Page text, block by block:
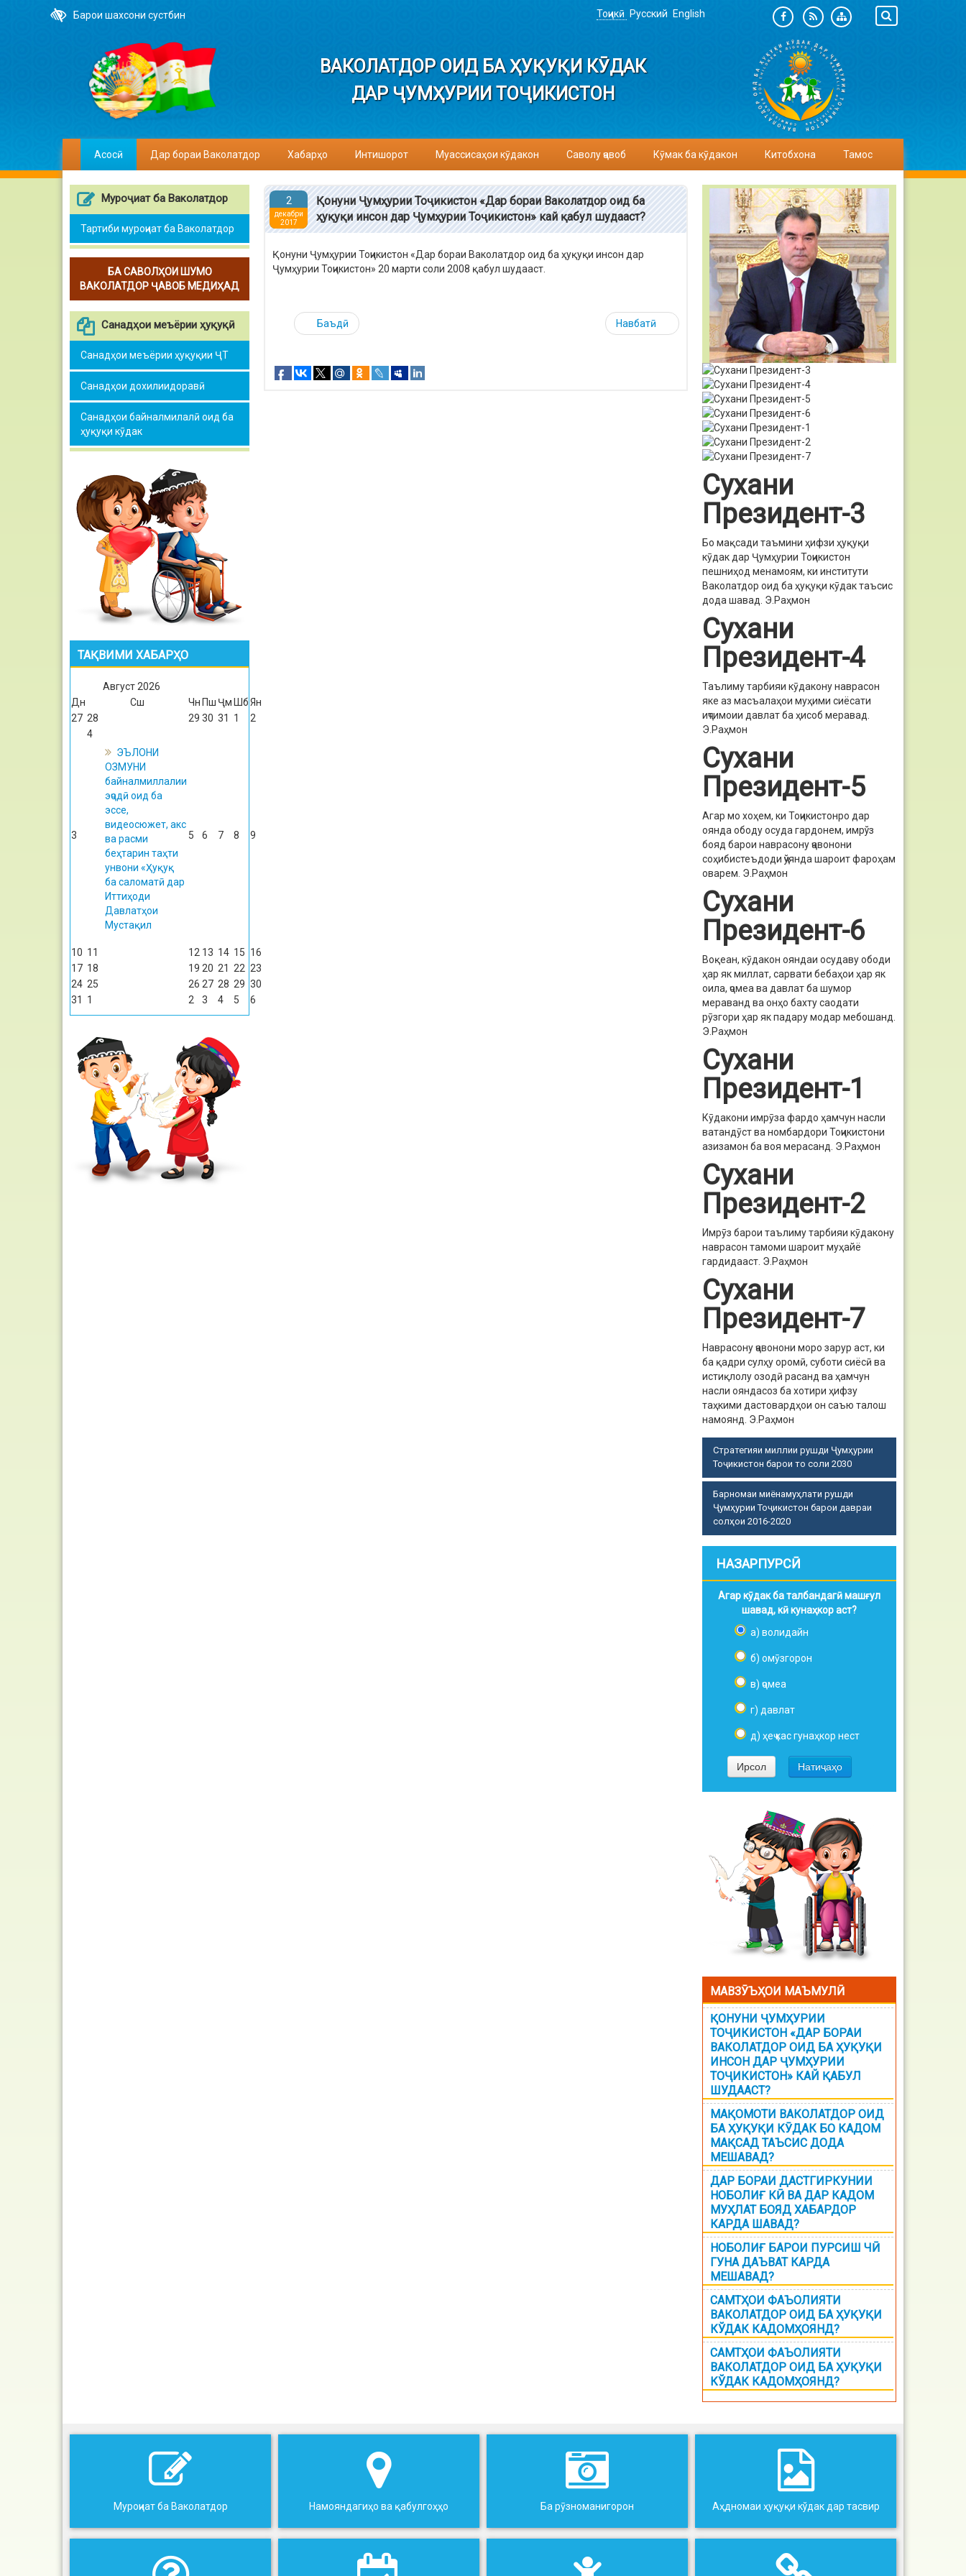
Барои шахсони сустбин Тоҷикӣ Русский English
ВАКОЛАТДОР ОИД БА ҲУҚУҚИ КӮДАК
ДАР ҶУМҲУРИИ ТОҶИКИСТОН
Асосӣ Дар бораи Ваколатдор Хабарҳо Интишорот Муассисаҳои кӯдакон Саволу ҷавоб Кӯмак ба кӯдакон Китобхона Тамос
Муроҷиат ба Ваколатдор
Тартиби муроҷиат ба Ваколатдор
БА САВОЛҲОИ ШУМО
ВАКОЛАТДОР ҶАВОБ МЕДИҲАД
Санадҳои меъёрии ҳуқуқӣ
Санадҳои меъёрии ҳуқуқии ҶТ
Санадҳои дохилиидоравӣ
Санадҳои байналмилалӣ оид ба
ҳуқуқи кӯдак
ТАҚВИМИ ХАБАРҲО
Август 2026
Дн
Сш Чн Пш Ҷм ШбЯн
27 28 29 30 31 1 2
3
4
ЭЪЛОНИ
ОЗМУНИ
байналмиллалии
эҷодӣ оид ба
эссе,
видеосюжет, акс
ва расми
беҳтарин таҳти
унвони «Ҳуқуқ
ба саломатӣ дар
Иттиҳоди
Давлатҳои
Мустақил
5 6 7 8 9
10 11 12 13 14 15 16
17 18 19 20 21 22 23
24 25 26 27 28 29 30
31
1 2 3 4 5 6
2
декабри
2017
Қонуни Ҷумҳурии Тоҷикистон «Дар бораи Ваколатдор оид ба
ҳуқуқи инсон дар Ҷумҳурии Тоҷикистон» кай қабул шудааст?
Қонуни Ҷумҳурии Тоҷикистон «Дар бораи Ваколатдор оид ба ҳуқуқи инсон дар
Ҷумҳурии Тоҷикистон» 20 марти соли 2008 қабул шудааст.
Баъдӣ Навбатӣ
Сухани
Президент-3
Бо мақсади таъмини ҳифзи ҳуқуқи
кӯдак дар Ҷумҳурии Тоҷикистон
пешниҳод менамоям, ки институти
Ваколатдор оид ба ҳуқуқи кӯдак таъсис
дода шавад. Э.Раҳмон
Сухани
Президент-4
Таълиму тарбияи кӯдакону наврасон
яке аз масъалаҳои муҳими сиёсати
иҷтимоии давлат ба ҳисоб меравад.
Э.Раҳмон
Сухани
Президент-5
Агар мо хоҳем, ки Тоҷикистонро дар
оянда ободу осуда гардонем, имрўз
бояд барои наврасону ҷавонони
соҳибистеъдоди ҷўянда шароит фароҳам
оварем. Э.Раҳмон
Сухани
Президент-6
Воқеан, кӯдакон ояндаи осудаву ободи
ҳар як миллат, сарвати бебаҳои ҳар як
оила, ҷомеа ва давлат ба шумор
мераванд ва онҳо бахту саодати
рӯзгори ҳар як падару модар мебошанд.
Э.Раҳмон
Сухани
Президент-1
Кӯдакони имрӯза фардо ҳамчун насли
ватандӯст ва номбардори Тоҷикистони
азизамон ба воя мерасанд. Э.Раҳмон
Сухани
Президент-2
Имрӯз барои таълиму тарбияи кӯдакону
наврасон тамоми шароит муҳайё
гардидааст. Э.Раҳмон
Сухани
Президент-7
Наврасону ҷавонони моро зарур аст, ки
ба қадри сулҳу оромӣ, суботи сиёсӣ ва
истиқлолу озодӣ расанд ва ҳамчун
насли ояндасоз ба хотири ҳифзу
таҳкими дастовардҳои он саъю талош
намоянд. Э.Раҳмон
Стратегияи миллии рушди Ҷумҳурии
Тоҷикистон барои то соли 2030
Барномаи миёнамуҳлати рушди
Ҷумҳурии Тоҷикистон барои давраи
солҳои 2016-2020
НАЗАРПУРСӢ
Агар кӯдак ба талбандагӣ машғул
шавад, кӣ кунаҳкор аст?
а) волидайн
б) омӯзгорон
в) ҷомеа
г) давлат
д) ҳеҷ кас гунаҳкор нест
МАВЗӮЪҲОИ МАЪМУЛӢ
ҚОНУНИ ҶУМҲУРИИ
ТОҶИКИСТОН «ДАР БОРАИ
ВАКОЛАТДОР ОИД БА ҲУҚУҚИ
ИНСОН ДАР ҶУМҲУРИИ
ТОҶИКИСТОН» КАЙ ҚАБУЛ
ШУДААСТ?
МАҚОМОТИ ВАКОЛАТДОР ОИД
БА ҲУҚУҚИ КӮДАК БО КАДОМ
МАҚСАД ТАЪСИС ДОДА
МЕШАВАД?
ДАР БОРАИ ДАСТГИРКУНИИ
НОБОЛИҒ КӢ ВА ДАР КАДОМ
МУҲЛАТ БОЯД ХАБАРДОР
КАРДА ШАВАД?
НОБОЛИҒ БАРОИ ПУРСИШ ЧӢ
ГУНА ДАЪВАТ КАРДА
МЕШАВАД?
САМТҲОИ ФАЪОЛИЯТИ
ВАКОЛАТДОР ОИД БА ҲУҚУҚИ
КЎДАК КАДОМҲОЯНД?
САМТҲОИ ФАЪОЛИЯТИ
ВАКОЛАТДОР ОИД БА ҲУҚУҚИ
КЎДАК КАДОМҲОЯНД?
Муроҷиат ба Ваколатдор Намояндагиҳо ва қабулгоҳҳо Ба рӯзноманигорон Аҳдномаи ҳуқуқи кўдак дар тасвир